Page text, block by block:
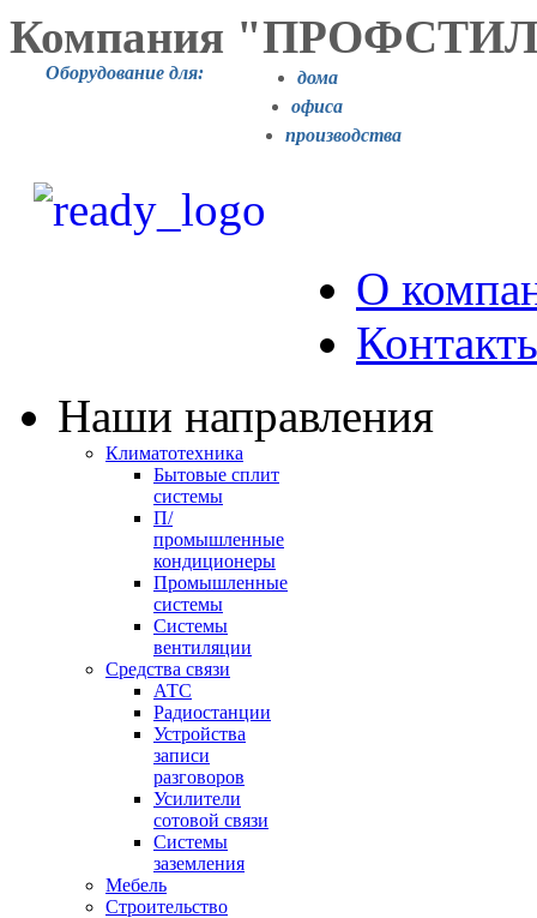
Компания
Оборудование для:
дома
офиса
производства
О
Наши направления
Климатотехника
Бытовые сплит
системы
П/
промышленные
кондиционеры
Промышленные
системы
Системы
вентиляции
Средства связи
АТС
Радиостанции
Устройства
записи
разговоров
Усилители
сотовой связи
Системы
заземления
Мебель
Строительство